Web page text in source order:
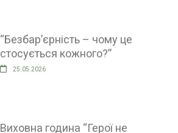
“Безбар’єрність – чому це
стосується кожного?”
25.05.2026
Виховна година “Герої не